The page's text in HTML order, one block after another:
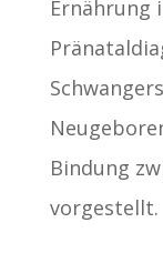
Ernährung
Bindung
vorgestellt.